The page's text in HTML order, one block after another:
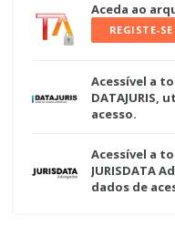
Aceda ao
REGISTE-SE
Acessível a
DATAJURIS,
acesso.
Acessível a
JURISDATA
dados de